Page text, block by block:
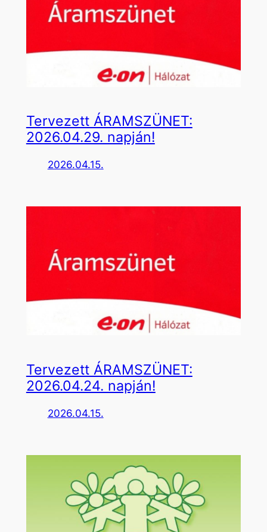
Tervezett ÁRAMSZÜNET:
2026.04.29. napján!
2026.04.15.
Tervezett ÁRAMSZÜNET:
2026.04.24. napján!
2026.04.15.